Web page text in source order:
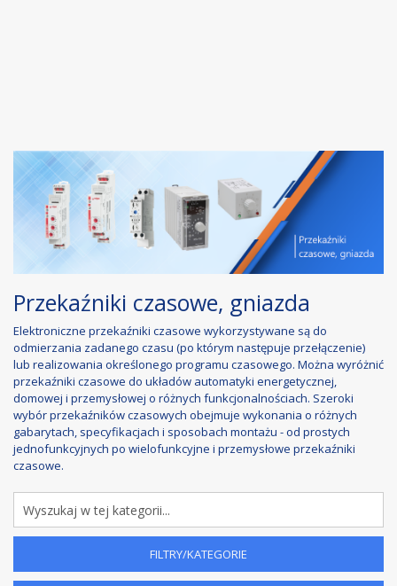
Przekaźniki czasowe, gniazda
Elektroniczne przekaźniki czasowe wykorzystywane są do
odmierzania zadanego czasu (po którym następuje przełączenie)
lub realizowania określonego programu czasowego. Można wyróżnić
przekaźniki czasowe do układów automatyki energetycznej,
domowej i przemysłowej o różnych funkcjonalnościach. Szeroki
wybór przekaźników czasowych obejmuje wykonania o różnych
gabarytach, specyfikacjach i sposobach montażu - od prostych
jednofunkcyjnych po wielofunkcyjne i przemysłowe przekaźniki
czasowe.
FILTRY/KATEGORIE